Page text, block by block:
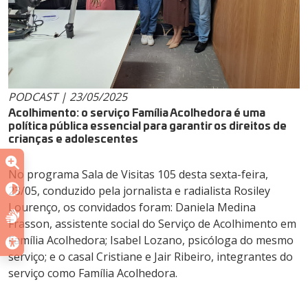
PODCAST | 23/05/2025
Acolhimento: o serviço Família Acolhedora é uma
política pública essencial para garantir os direitos de
crianças e adolescentes
No programa Sala de Visitas 105 desta sexta-feira,
23/05, conduzido pela jornalista e radialista Rosiley
Lourenço, os convidados foram: Daniela Medina
Frasson, assistente social do Serviço de Acolhimento em
Família Acolhedora; Isabel Lozano, psicóloga do mesmo
serviço; e o casal Cristiane e Jair Ribeiro, integrantes do
serviço como Família Acolhedora.